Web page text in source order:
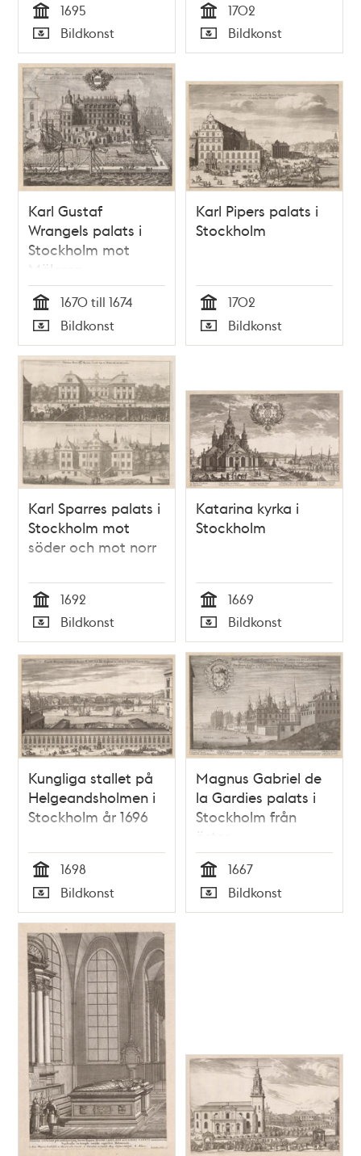
Tid
1695
Typ
Bildkonst Tid
1702
Typ
Bildkonst
Karl Gustaf
Wrangels palats i
Stockholm mot
Mälaren
Tid
1670 till 1674
Typ
Bildkonst
Karl Pipers palats i
Stockholm
Tid
1702
Typ
Bildkonst
Karl Sparres palats i
Stockholm mot
söder och mot norr
Tid
1692
Typ
Bildkonst
Katarina kyrka i
Stockholm
Tid
1669
Typ
Bildkonst
Kungliga stallet på
Helgeandsholmen i
Stockholm år 1696
Tid
1698
Typ
Bildkonst
Magnus Gabriel de
la Gardies palats i
Stockholm från
öster
Tid
1667
Typ
Bildkonst